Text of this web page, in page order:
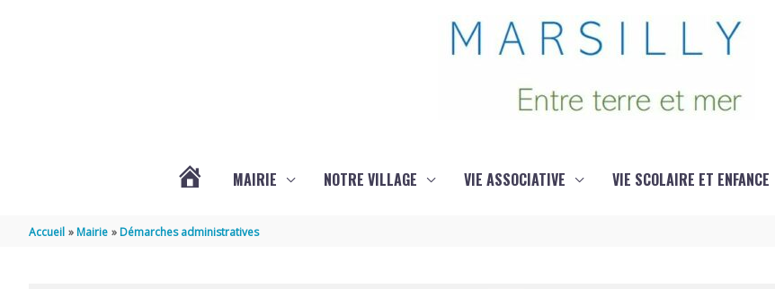
MAIRIE NOTRE VILLAGE VIE ASSOCIATIVE VIE SCOLAIRE ET ENFANCE
Accueil Mairie Démarches administratives